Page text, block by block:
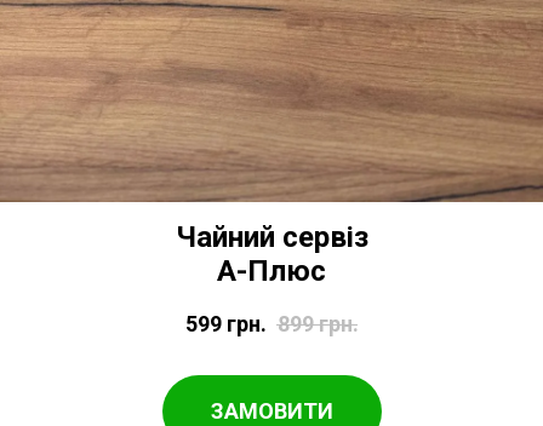
Чайний сервіз
А-Плюс
599 грн. 899грн.
ЗАМОВИТИ